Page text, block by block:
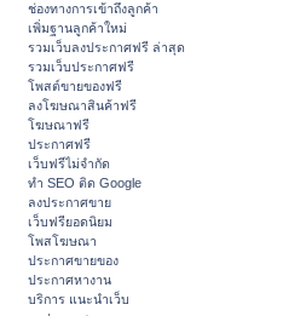
ช่องทางการเข้าถึงลูกค้า
เพิ่มฐานลูกค้าใหม่
รวมเว็บลงประกาศฟรี ล่าสุด
รวมเว็บประกาศฟรี
โพสต์ขายของฟรี
ลงโฆษณาสินค้าฟรี
โฆษณาฟรี
ประกาศฟรี
เว็บฟรีไม่จำกัด
ทำ SEO ติด Google
ลงประกาศขาย
เว็บฟรียอดนิยม
โพสโฆษณา
ประกาศขายของ
ประกาศหางาน
บริการ แนะนำเว็บ